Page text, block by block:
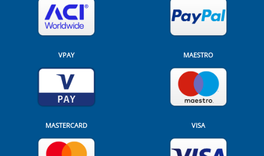
VPAY MAESTRO
MASTERCARD VISA